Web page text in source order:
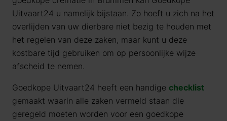
Uitvaart24 u namelijk bijstaan. Zo hoeft u zich na het
overlijden van uw dierbare niet bezig te houden met
het regelen van deze zaken, maar kunt u deze
kostbare tijd gebruiken om op persoonlijke wijze
afscheid te nemen.
Goedkope Uitvaart24 heeft een handige checklist
gemaakt waarin alle zaken vermeld staan die
geregeld moeten worden voor een goedkope